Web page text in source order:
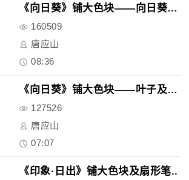
《向日葵》铺大色块——向日葵及..
160509
唐应山
08:36
《向日葵》铺大色块——叶子及背..
127526
唐应山
07:07
《印象·日出》铺大色块及扇形笔..